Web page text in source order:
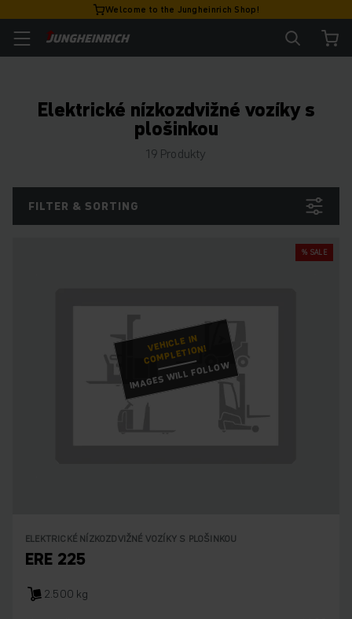
Welcome to the Jungheinrich Shop!
Elektrické nízkozdvižné vozíky s
plošinkou
19 Produkty
FILTER & SORTING
VEHICLE IN
COMPLETION!
IMAGES WILL FOLLOW
% SALE
ELEKTRICKÉ NÍZKOZDVIŽNÉ VOZÍKY S PLOŠINKOU
ERE 225
2.500 kg